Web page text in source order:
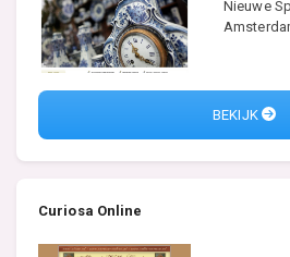
Nieuwe
BEKIJK
Curiosa Online